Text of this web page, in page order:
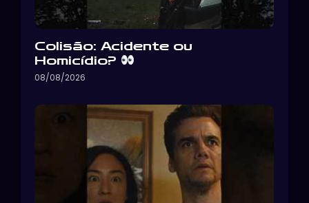
Colisão: Acidente ou
Homicídio?
08/08/2026